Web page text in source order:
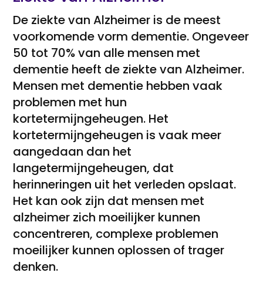
De ziekte van Alzheimer is de meest
voorkomende vorm dementie. Ongeveer
50 tot 70% van alle mensen met
dementie heeft de ziekte van Alzheimer.
Mensen met dementie hebben vaak
problemen met hun
kortetermijngeheugen. Het
kortetermijngeheugen is vaak meer
aangedaan dan het
langetermijngeheugen, dat
herinneringen uit het verleden opslaat.
Het kan ook zijn dat mensen met
alzheimer zich moeilijker kunnen
concentreren, complexe problemen
moeilijker kunnen oplossen of trager
denken.